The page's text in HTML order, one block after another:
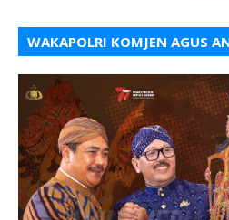
WAKAPOLRI KOMJEN AGUS